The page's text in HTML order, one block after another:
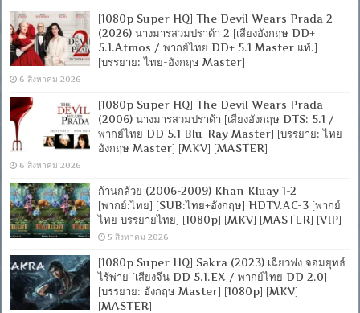
คม
ชัด]
[MKV]
[MASTER]
[1080p Super HQ] The Devil Wears Prada 2
(2026) นางมารสวมปราด้า 2 [เสียงอังกฤษ DD+
5.1.Atmos / พากย์ไทย DD+ 5.1 Master แท้.]
[บรรยาย: ไทย-อังกฤษ Master]
6 สิงหาคม 2026
[1080p Super HQ] The Devil Wears Prada
(2006) นางมารสวมปราด้า [เสียงอังกฤษ DTS: 5.1 /
พากย์ไทย DD 5.1 Blu-Ray Master] [บรรยาย: ไทย-
อังกฤษ Master] [MKV] [MASTER]
6 สิงหาคม 2026
ก้านกล้วย (2006-2009) Khan Kluay 1-2
[พากย์:ไทย] [SUB:ไทย+อังกฤษ] HDTV.AC-3 [พากย์
ไทย บรรยายไทย] [1080p] [MKV] [MASTER] [VIP]
5 สิงหาคม 2026
[1080p Super HQ] Sakra (2023) เฉียวฟง จอมยุทธ์
ไร้พ่าย [เสียงจีน DD 5.1.EX / พากย์ไทย DD 2.0]
[บรรยาย: อังกฤษ Master] [1080p] [MKV]
[MASTER]